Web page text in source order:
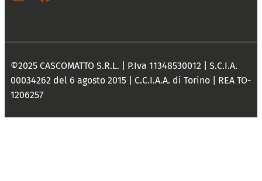
©2025 CASCOMATTO S.R.L. | P.Iva 11348530012 | S.C.I.A.
00034262 del 6 agosto 2015 | C.C.I.A.A. di Torino | REA TO-
1206257